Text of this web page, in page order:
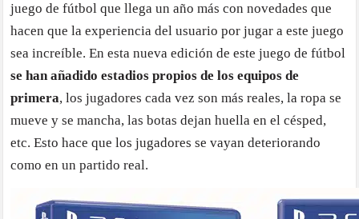
juego de fútbol que llega un año más con novedades que
hacen que la experiencia del usuario por jugar a este juego
sea increíble. En esta nueva edición de este juego de fútbol
se han añadido estadios propios de los equipos de
primera, los jugadores cada vez son más reales, la ropa se
mueve y se mancha, las botas dejan huella en el césped,
etc. Esto hace que los jugadores se vayan deteriorando
como en un partido real.